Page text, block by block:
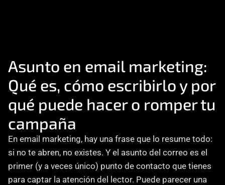
MHA Intelligence
Google Ads
Facebook Ads
Desarrollo Web
Automatización
Email marketing
Asunto en email marketing:
Qué es, cómo escribirlo y por
qué puede hacer o romper tu
campaña
En email marketing, hay una frase que lo resume todo:
si no te abren, no existes. Y el asunto del correo es el
primer (y a veces único) punto de contacto que tienes
para captar la atención del lector. Puede parecer una